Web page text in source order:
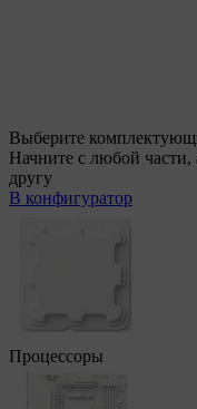
Выберите
Начните с любой
другу
В конфигуратор
Процессоры